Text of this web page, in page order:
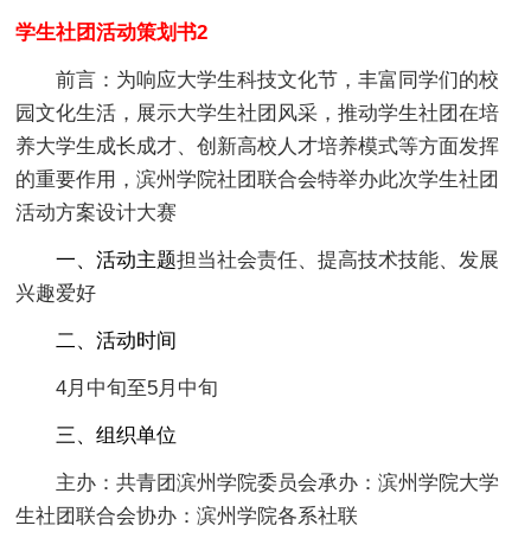
学生社团活动策划书2
前言：为响应大学生科技文化节，丰富同学们的校
园文化生活，展示大学生社团风采，推动学生社团在培
养大学生成长成才、创新高校人才培养模式等方面发挥
的重要作用，滨州学院社团联合会特举办此次学生社团
活动方案设计大赛
一、活动主题担当社会责任、提高技术技能、发展
兴趣爱好
二、活动时间
4月中旬至5月中旬
三、组织单位
主办：共青团滨州学院委员会承办：滨州学院大学
生社团联合会协办：滨州学院各系社联